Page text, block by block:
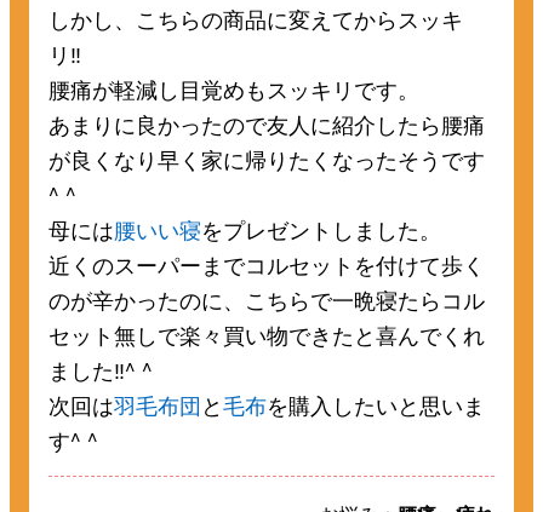
しかし、こちらの商品に変えてからスッキ
リ‼️
腰痛が軽減し目覚めもスッキリです。
あまりに良かったので友人に紹介したら腰痛
が良くなり早く家に帰りたくなったそうです
^ ^
母には腰いい寝をプレゼントしました。
近くのスーパーまでコルセットを付けて歩く
のが辛かったのに、こちらで一晩寝たらコル
セット無しで楽々買い物できたと喜んでくれ
ました‼️^ ^
次回は羽毛布団と毛布を購入したいと思いま
す^ ^